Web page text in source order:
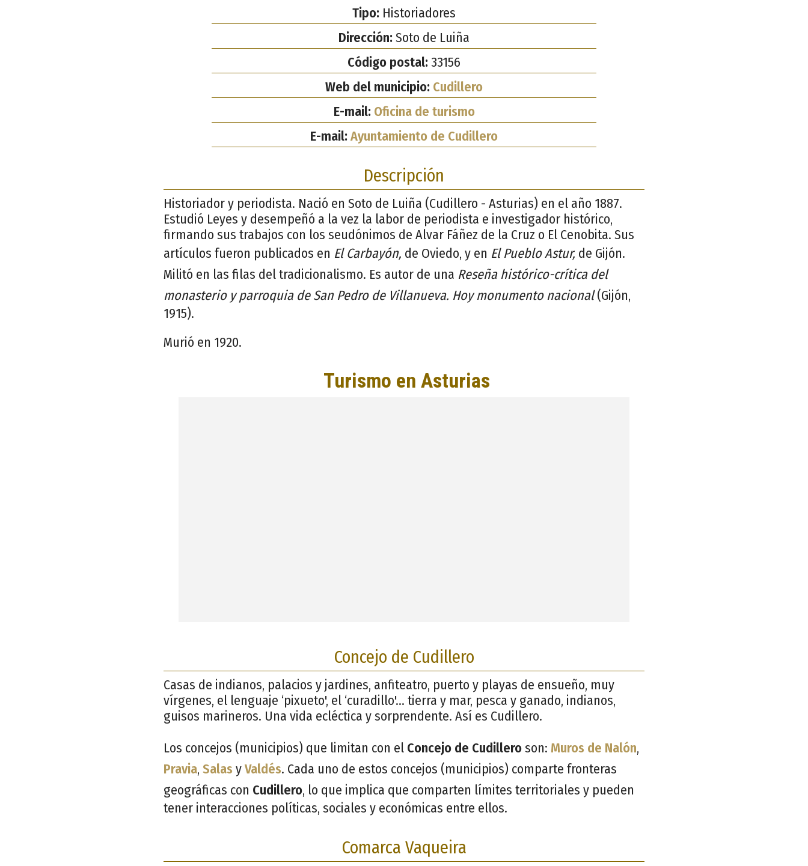
Tipo: Historiadores
Dirección: Soto de Luiña
Código postal: 33156
Web del municipio: Cudillero
E-mail: Oficina de turismo
E-mail: Ayuntamiento de Cudillero
Descripción
Historiador y periodista. Nació en Soto de Luiña (Cudillero - Asturias) en el año 1887.
Estudió Leyes y desempeñó a la vez la labor de periodista e investigador histórico,
firmando sus trabajos con los seudónimos de Alvar Fáñez de la Cruz o El Cenobita. Sus
artículos fueron publicados en El Carbayón, de Oviedo, y en El Pueblo Astur, de Gijón.
Militó en las filas del tradicionalismo. Es autor de una Reseña histórico-crítica del
monasterio y parroquia de San Pedro de Villanueva. Hoy monumento nacional(Gijón,
1915).
Murió en 1920.
Concejo de Cudillero
Casas de indianos, palacios y jardines, anfiteatro, puerto y playas de ensueño, muy
vírgenes, el lenguaje ‘pixueto', el ‘curadillo'… tierra y mar, pesca y ganado, indianos,
guisos marineros. Una vida ecléctica y sorprendente. Así es Cudillero.
Los concejos (municipios) que limitan con el Concejo de Cudilleroson: Muros de Nalón,
Pravia, Salas yValdés. Cada uno de estos concejos (municipios) comparte fronteras
geográficas con Cudillero, lo que implica que comparten límites territoriales y pueden
tener interacciones políticas, sociales y económicas entre ellos.
Comarca Vaqueira